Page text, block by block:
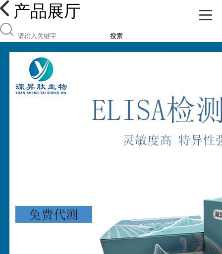
产品展厅
搜索